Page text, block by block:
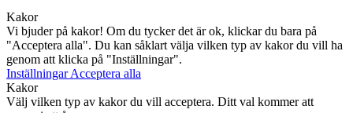
Kakor
Vi bjuder på kakor! Om du tycker det är ok, klickar du bara på
"Acceptera alla". Du kan såklart välja vilken typ av kakor du vill ha
genom att klicka på "Inställningar".
InställningarAcceptera alla
Kakor
Välj vilken typ av kakor du vill acceptera. Ditt val kommer att